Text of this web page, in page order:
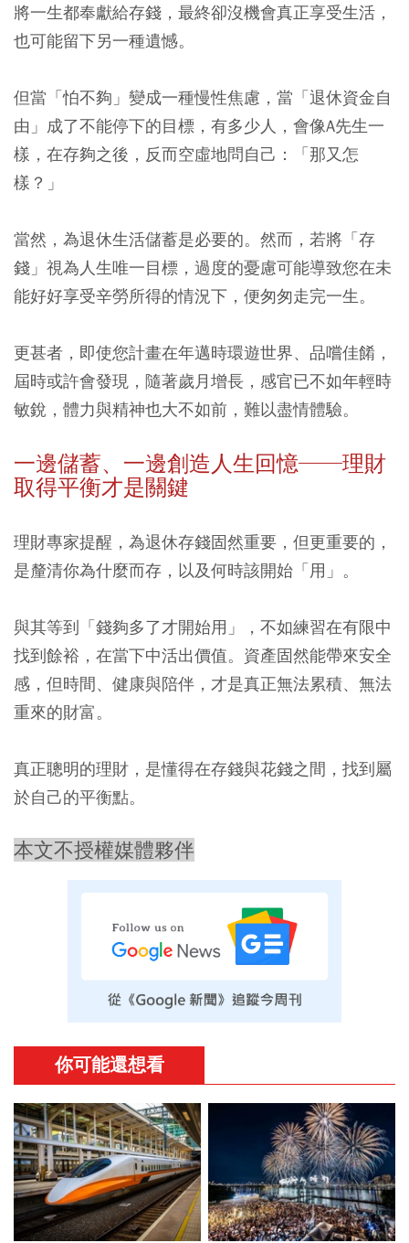
將一生都奉獻給存錢，最終卻沒機會真正享受生活，
也可能留下另一種遺憾。
但當「怕不夠」變成一種慢性焦慮，當「退休資金自
由」成了不能停下的目標，有多少人，會像A先生一
樣，在存夠之後，反而空虛地問自己：「那又怎
樣？」
當然，為退休生活儲蓄是必要的。然而，若將「存
錢」視為人生唯一目標，過度的憂慮可能導致您在未
能好好享受辛勞所得的情況下，便匆匆走完一生。
更甚者，即使您計畫在年邁時環遊世界、品嚐佳餚，
屆時或許會發現，隨著歲月增長，感官已不如年輕時
敏銳，體力與精神也大不如前，難以盡情體驗。
一邊儲蓄、一邊創造人生回憶──理財
取得平衡才是關鍵
理財專家提醒， 為退休存錢固然重要，但更重要的，
是釐清你為什麼而存，以及何時該開始「用」 。
與其等到「錢夠多了才開始用」，不如練習在有限中
找到餘裕，在當下中活出價值。資產固然能帶來安全
感，但時間、健康與陪伴，才是真正無法累積、無法
重來的財富。
真正聰明的理財，是懂得在存錢與花錢之間，找到屬
於自己的平衡點。
本文不授權媒體夥伴